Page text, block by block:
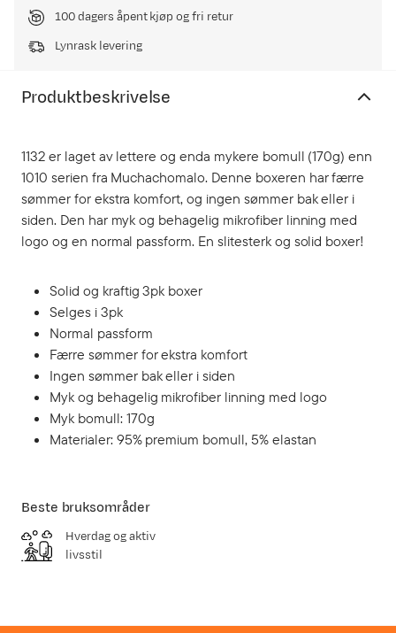
100 dagers åpent kjøp og fri retur
Lynrask levering
Produktbeskrivelse
1132 er laget av lettere og enda mykere bomull (170g) enn
1010 serien fra Muchachomalo. Denne boxeren har færre
sømmer for ekstra komfort, og ingen sømmer bak eller i
siden. Den har myk og behagelig mikrofiber linning med
logo og en normal passform. En slitesterk og solid boxer!
Solid og kraftig 3pk boxer
Selges i 3pk
Normal passform
Færre sømmer for ekstra komfort
Ingen sømmer bak eller i siden
Myk og behagelig mikrofiber linning med logo
Myk bomull: 170g
Materialer: 95% premium bomull, 5% elastan
Beste bruksområder
Hverdag og aktiv
livsstil